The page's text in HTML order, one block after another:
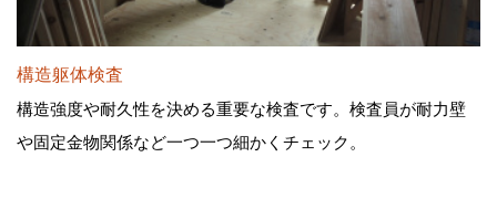
構造躯体検査
構造強度や耐久性を決める重要な検査です。検査員が耐力壁
や固定金物関係など一つ一つ細かくチェック。